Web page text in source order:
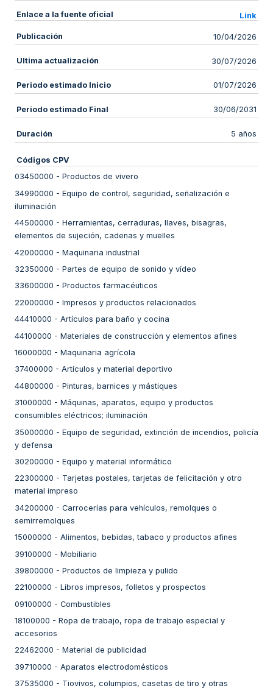
Enlace a la fuente oficial Link
Publicación 10/04/2026
Ultima actualización 30/07/2026
Periodo estimado Inicio 01/07/2026
Periodo estimado Final 30/06/2031
Duración 5 años
Códigos CPV
03450000 - Productos de vivero
34990000 - Equipo de control, seguridad, señalización e
iluminación
44500000 - Herramientas, cerraduras, llaves, bisagras,
elementos de sujeción, cadenas y muelles
42000000 - Maquinaria industrial
32350000 - Partes de equipo de sonido y vídeo
33600000 - Productos farmacéuticos
22000000 - Impresos y productos relacionados
44410000 - Artículos para baño y cocina
44100000 - Materiales de construcción y elementos afines
16000000 - Maquinaria agrícola
37400000 - Artículos y material deportivo
44800000 - Pinturas, barnices y mástiques
31000000 - Máquinas, aparatos, equipo y productos
consumibles eléctricos; iluminación
35000000 - Equipo de seguridad, extinción de incendios, policía
y defensa
30200000 - Equipo y material informático
22300000 - Tarjetas postales, tarjetas de felicitación y otro
material impreso
34200000 - Carrocerías para vehículos, remolques o
semirremolques
15000000 - Alimentos, bebidas, tabaco y productos afines
39100000 - Mobiliario
39800000 - Productos de limpieza y pulido
22100000 - Libros impresos, folletos y prospectos
09100000 - Combustibles
18100000 - Ropa de trabajo, ropa de trabajo especial y
accesorios
22462000 - Material de publicidad
39710000 - Aparatos electrodomésticos
37535000 - Tiovivos, columpios, casetas de tiro y otras